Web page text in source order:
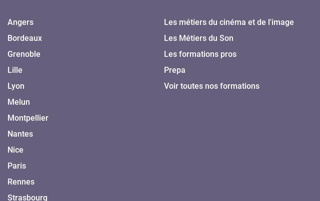
Angers
Bordeaux
Grenoble
Lille
Lyon
Melun
Montpellier
Nantes
Nice
Paris
Rennes
Strasbourg
Les métiers du cinéma et de l'image
Les Métiers du Son
Les formations pros
Prepa
Voir toutes nos formations